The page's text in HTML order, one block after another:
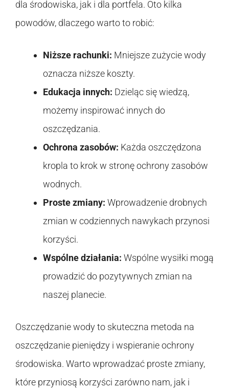
dla środowiska, jak i dla portfela. Oto kilka
powodów, dlaczego warto to robić:
Niższe rachunki: Mniejsze zużycie wody
oznacza niższe koszty.
Edukacja innych: Dzieląc się wiedzą,
możemy inspirować innych do
oszczędzania.
Ochrona zasobów: Każda oszczędzona
kropla to krok w stronę ochrony zasobów
wodnych.
Proste zmiany: Wprowadzenie drobnych
zmian w codziennych nawykach przynosi
korzyści.
Wspólne działania: Wspólne wysiłki mogą
prowadzić do pozytywnych zmian na
naszej planecie.
Oszczędzanie wody to skuteczna metoda na
oszczędzanie pieniędzy i wspieranie ochrony
środowiska. Warto wprowadzać proste zmiany,
które przyniosą korzyści zarówno nam, jak i